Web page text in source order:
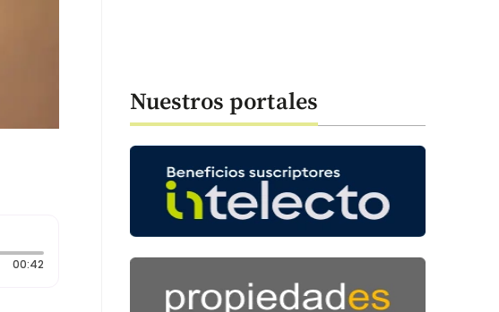
00:42Duración: 42 segundos
Nuestros portales